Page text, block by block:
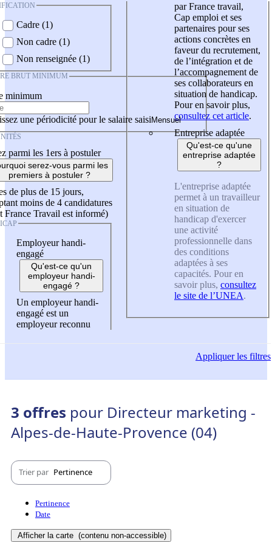
Cadre (1)
Non cadre (1)
Non renseignée (1)
BRUT MINIMUM
minimum
une périodicité pour le salaire saisi
parmi les 1ers à postuler
serez-vous parmi les
premiers à postuler ?
de plus de 15 jours,
moins de 4 candidatures
France Travail est informé)
Employeur handi-
engagé
Qu'est-ce qu'un
employeur handi-
engagé ?
Un employeur handi-
engagé est un
employeur reconnu
par France travail,
Cap emploi et ses
partenaires pour ses
actions concrètes en
faveur du recrutement,
de l’intégration et de
l’accompagnement de
ses collaborateurs en
situation de handicap.
Pour en savoir plus,
consultez cet article.
Entreprise adaptée
Qu'est-ce qu'une
entreprise adaptée
?
L'entreprise adaptée
permet à un travailleur
en situation de
handicap d'exercer
une activité
professionnelle dans
des conditions
adaptées à ses
capacités. Pour en
savoir plus, consultez
le site de l’UNEA.
Appliquerles filtres
3 offres pour Directeur marketing -
Alpes-de-Haute-Provence (04)
Trier par Pertinence
Pertinence
Date
Afficher la carte (contenu non-accessible)